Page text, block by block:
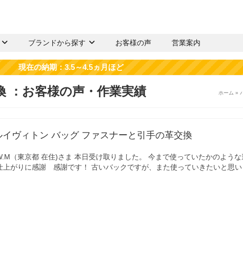
ブランドから探す お客様の声 営業案内
ホーム »
イヴィトン バッグ ファスナーと引手の革交換
（東京都 在住)さま 本日受け取りました。 今まで使っていたかのよう
上がりに感謝 感謝です！ 古いバックですが、また使っていきたいと思